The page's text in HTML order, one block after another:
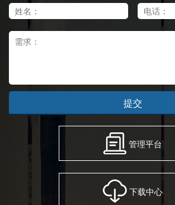
提交
管理平台
下载中心